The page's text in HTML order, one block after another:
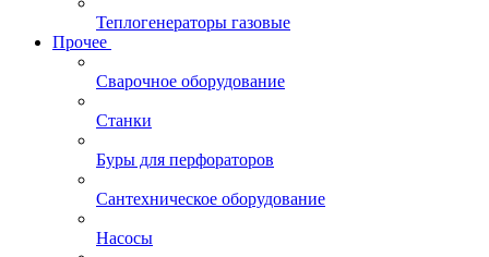
Теплогенераторы газовые
Прочее
Сварочное оборудование
Станки
Буры для перфораторов
Сантехническое оборудование
Насосы